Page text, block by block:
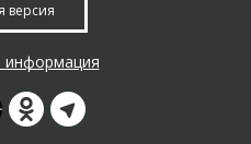
версия
информация